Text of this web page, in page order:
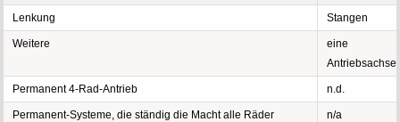
Lenkung Stangen
Weitere
eine
Antriebsachse
Permanent 4-Rad-Antrieb n.d.
Permanent-Systeme, die ständig die Macht alle Räder n/a